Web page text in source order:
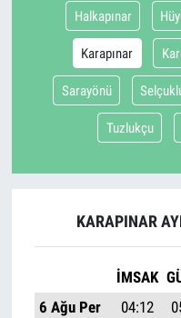
Halkapınar
Karapınar
Sarayönü
Tuzlukçu
KARAPINAR
İMSAK
6 Ağu Per
04:12